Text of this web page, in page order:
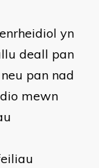
yn
deall pan
pan nad
mewn